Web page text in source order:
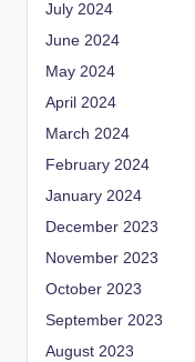
July 2024
June 2024
May 2024
April 2024
March 2024
February 2024
January 2024
December 2023
November 2023
October 2023
September 2023
August 2023